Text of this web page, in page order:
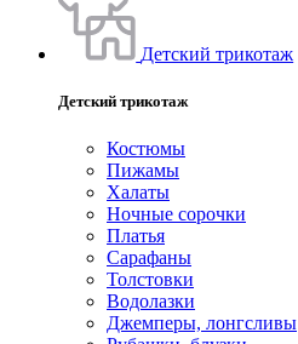
Детский трикотаж
Детский трикотаж
Костюмы
Пижамы
Халаты
Ночные сорочки
Платья
Сарафаны
Толстовки
Водолазки
Джемперы, лонгсливы